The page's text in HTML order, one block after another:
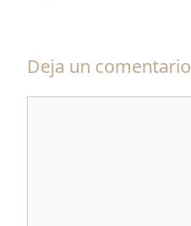
Deja un comentario